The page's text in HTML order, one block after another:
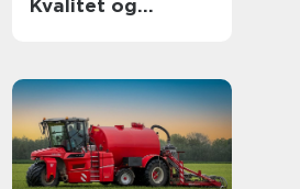
Kvalitet og